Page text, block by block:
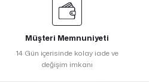
Müşteri Memnuniyeti
14 Gün içerisinde kolay iade ve
değişim imkanı